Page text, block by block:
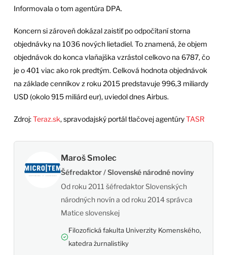
Informovala o tom agentúra DPA.
Koncern si zároveň dokázal zaistiť po odpočítaní storna
objednávky na 1036 nových lietadiel. To znamená, že objem
objednávok do konca vlaňajška vzrástol celkovo na 6787, čo
je o 401 viac ako rok predtým. Celková hodnota objednávok
na základe cenníkov z roku 2015 predstavuje 996,3 miliardy
USD (okolo 915 miliárd eur), uviedol dnes Airbus.
Zdroj:Teraz.sk, spravodajský portál tlačovej agentúryTASR
Maroš Smolec
Šéfredaktor / Slovenské národné noviny
Od roku 2011 šéfredaktor Slovenských
národných novín a od roku 2014 správca
Matice slovenskej
Filozofická fakulta Univerzity Komenského,
katedra žurnalistiky